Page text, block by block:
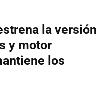
la versión
y motor
los